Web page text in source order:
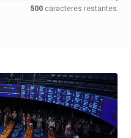
500caracteres restantes.